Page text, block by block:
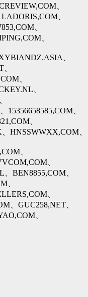
、
、
、
、
、
、
、
15356658585,COM、
、
HNSSWWXX,COM、
、
、
BEN8855,COM、
、
、
、GUC258,NET、
、